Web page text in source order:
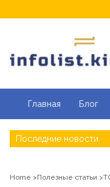
Главная Блог
Последние новости
Home Полезные статьи